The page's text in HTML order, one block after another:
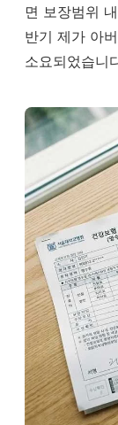
면 보장범위
반기 제가 아
소요되었습니